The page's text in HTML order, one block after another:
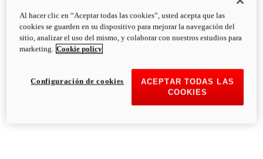
Al hacer clic en “Aceptar todas las cookies”, usted acepta que las
cookies se guarden en su dispositivo para mejorar la navegación del
sitio, analizar el uso del mismo, y colaborar con nuestros estudios para
marketing. Cookie policy
ACEPTAR TODAS LAS
COOKIES
Configuración de cookies